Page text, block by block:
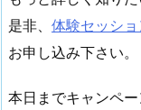
是非、 体験セッショ
お申し込み下さい。
本日までキャンペ